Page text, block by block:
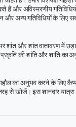
हैं और अविस्मरणीय
और अन्य गतिविधियों के लिए
पर शांत और शांत वातावरण में
प्रकृति की शांति और शांति
का अनुभव करने के लिए
से खोजें। इस शानदार